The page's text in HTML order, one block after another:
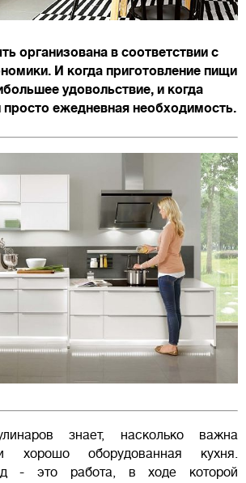
организована в соответствии с
И когда приготовление пищи
удовольствие, и когда
просто ежедневная необходимость.
знает, насколько важна
хорошо оборудованная кухня.
- это работа, в ходе которой